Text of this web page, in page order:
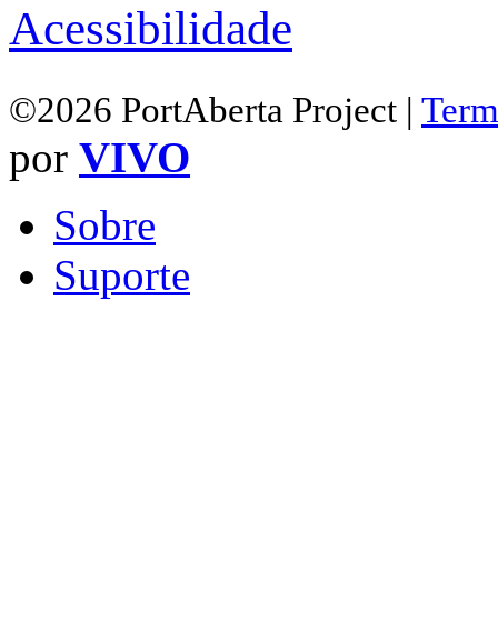
Acessibilidade
©2026 PortAberta Project |
por VIVO
Sobre
Suporte